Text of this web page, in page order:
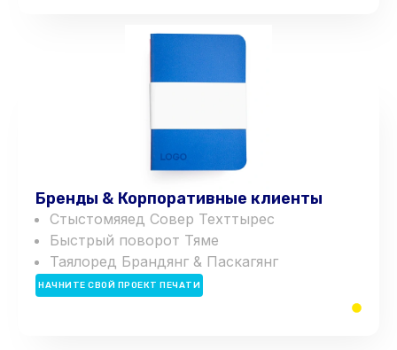
Бренды & Корпоративные клиенты
Стыстомяяед Совер Техттырес
Быстрый поворот Тяме
Таялоред Брандянг & Паскагянг
НАЧНИТЕ СВОЙ ПРОЕКТ ПЕЧАТИ